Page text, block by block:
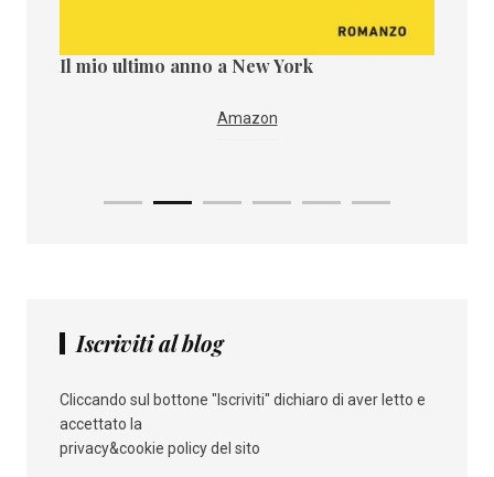
Il mio ultimo anno a New York
Amazon
Iscriviti al blog
Cliccando sul bottone "Iscriviti" dichiaro di aver letto e
accettato la
privacy&cookie policy del sito